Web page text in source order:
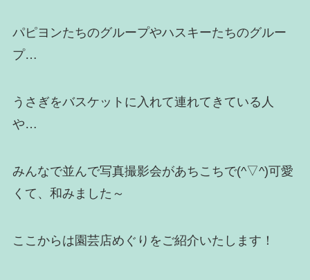
パピヨンたちのグループやハスキーたちのグルー
プ…
うさぎをバスケットに入れて連れてきている人
や…
みんなで並んで写真撮影会があちこちで(^▽^)可愛
くて、和みました～
ここからは園芸店めぐりをご紹介いたします！